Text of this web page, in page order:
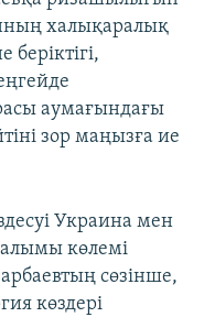
халықаралық
аумағындағы
зор маңызға ие
Украина мен
көлемі
сөзінше,
көздері